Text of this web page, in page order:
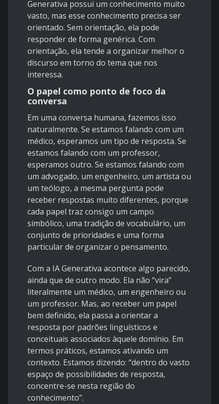
Generativa possui um conhecimento muito
vasto, mas esse conhecimento precisa ser
orientado. Sem orientação, ela pode
responder de forma genérica. Com
orientação, ela tende a organizar melhor o
discurso em torno do tema que nos
interessa.
O papel como ponto de foco da
conversa
Em uma conversa humana, fazemos isso
naturalmente. Se estamos falando com um
médico, esperamos um tipo de resposta. Se
estamos falando com um professor,
esperamos outro. Se estamos falando com
um advogado, um engenheiro, um artista ou
um teólogo, a mesma pergunta pode
receber respostas muito diferentes, porque
cada papel traz consigo um campo
simbólico, uma tradição de vocabulário, um
conjunto de prioridades e uma forma
particular de organizar o pensamento.
Com a IA Generativa acontece algo parecido,
ainda que de outro modo. Ela não “vira”
literalmente um médico, um engenheiro ou
um professor. Mas, ao receber um papel
bem definido, ela passa a orientar a
resposta por padrões linguísticos e
conceituais associados àquele domínio. Em
termos práticos, estamos ativando um
contexto. Estamos dizendo: “dentro do vasto
espaço de possibilidades de resposta,
concentre-se nesta região do
conhecimento”.